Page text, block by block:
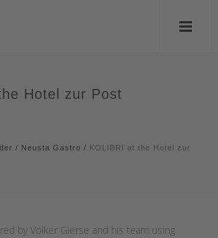
Hotel zur Post
/ Neusta Gastro / KOLIBRI at the Hotel zur
by Volker Gierse and his team using